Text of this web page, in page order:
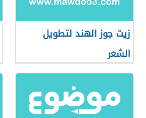
زيت جوز الهند لتطويل
الشعر